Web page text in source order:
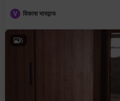
V विकास भारद्वाज
6